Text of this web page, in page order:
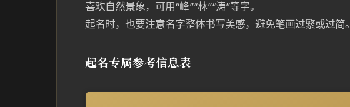
喜欢自然景象，可用“峰”“林”“涛”等字。
起名时，也要注意名字整体书写美感，避免笔画过繁或过简。
起名专属参考信息表